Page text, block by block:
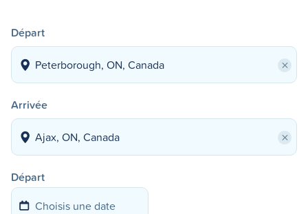
Départ
×
Arrivée
×
Départ